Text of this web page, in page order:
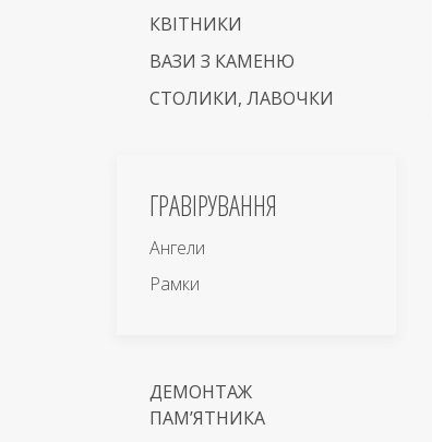
КВІТНИКИ
ВАЗИ З КАМЕНЮ
СТОЛИКИ, ЛАВОЧКИ
ГРАВІРУВАННЯ
Ангели
Рамки
ДЕМОНТАЖ
ПАМ’ЯТНИКА